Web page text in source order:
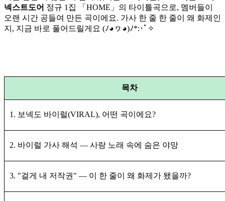
넥스트도어 정규 1집 「HOME」의 타이틀곡으로, 멤버들이
오랜 시간 공들여 만든 곡이에요. 가사 한 줄 한 줄이 왜 화제인
지, 지금 바로 풀어드릴게요 (ﾉ◕ヮ◕)ﾉ*:･ﾟ✧
목차
1. 보넥도 바이럴(VIRAL), 어떤 곡이에요?
2. 바이럴 가사 해석 — 사랑 노래 속에 숨은 야망
3. "걸게 내 저작권" — 이 한 줄이 왜 화제가 됐을까?